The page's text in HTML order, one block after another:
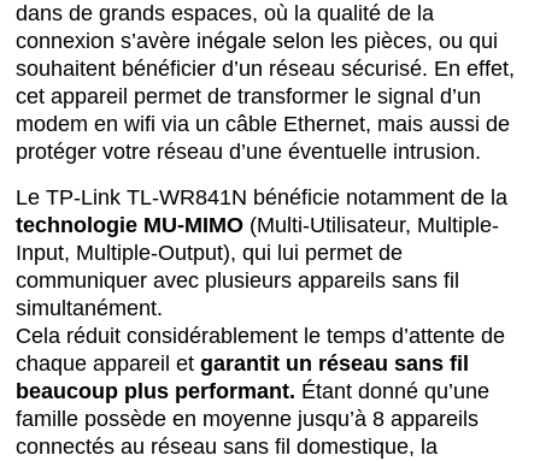
dans de grands espaces, où la qualité de la
connexion s’avère inégale selon les pièces, ou qui
souhaitent bénéficier d’un réseau sécurisé. En effet,
cet appareil permet de transformer le signal d’un
modem en wifi via un câble Ethernet, mais aussi de
protéger votre réseau d’une éventuelle intrusion.
Le TP-Link TL-WR841N bénéficie notamment de la
technologie MU-MIMO (Multi-Utilisateur, Multiple-
Input, Multiple-Output), qui lui permet de
communiquer avec plusieurs appareils sans fil
simultanément.
Cela réduit considérablement le temps d’attente de
chaque appareil etgarantit un réseau sans fil
beaucoup plus performant. Étant donné qu’une
famille possède en moyenne jusqu’à 8 appareils
connectés au réseau sans fil domestique, la